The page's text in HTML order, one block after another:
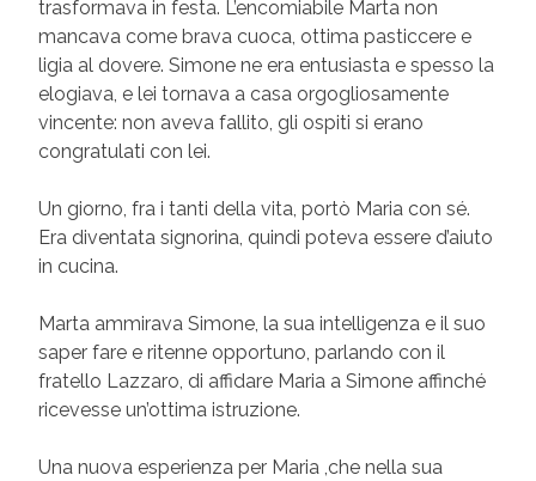
trasformava in festa. L’encomiabile Marta non
mancava come brava cuoca, ottima pasticcere e
ligia al dovere. Simone ne era entusiasta e spesso la
elogiava, e lei tornava a casa orgogliosamente
vincente: non aveva fallito, gli ospiti si erano
congratulati con lei.
Un giorno, fra i tanti della vita, portò Maria con sé.
Era diventata signorina, quindi poteva essere d’aiuto
in cucina.
Marta ammirava Simone, la sua intelligenza e il suo
saper fare e ritenne opportuno, parlando con il
fratello Lazzaro, di affidare Maria a Simone affinché
ricevesse un’ottima istruzione.
Una nuova esperienza per Maria ,che nella sua